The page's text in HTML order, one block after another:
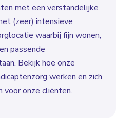
met een verstandelijke
(zeer) intensieve
waarbij fijn wonen,
passende
Bekijk hoe onze
werken en zich
onze cliënten.